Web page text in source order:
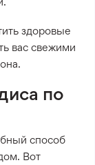
здоровые
вас свежими
по
способ
Вот